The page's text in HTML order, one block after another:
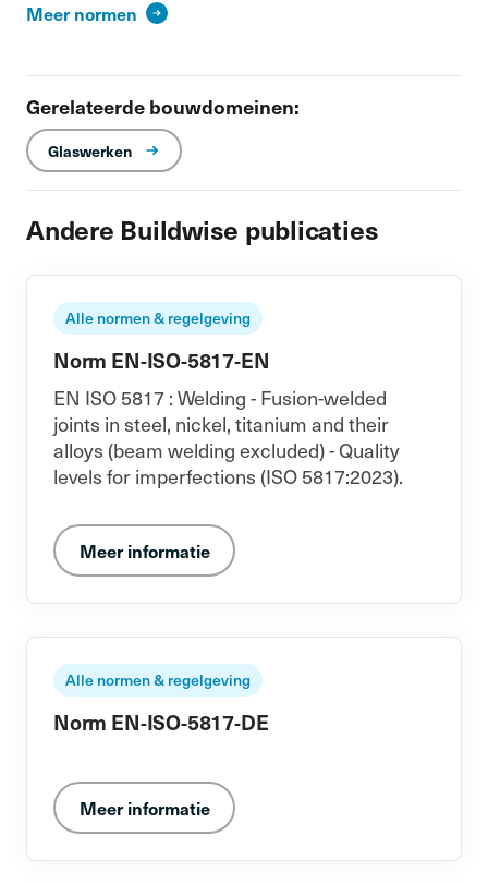
Meer normen
Gerelateerde bouwdomeinen:
Glaswerken
Andere Buildwise publicaties
Alle normen & regelgeving
Norm EN-ISO-5817-EN
EN ISO 5817 : Welding - Fusion-welded
joints in steel, nickel, titanium and their
alloys (beam welding excluded) - Quality
levels for imperfections (ISO 5817:2023).
Meer informatie
Alle normen & regelgeving
Norm EN-ISO-5817-DE
Meer informatie